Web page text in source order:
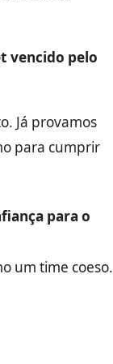
vencido pelo
Já provamos
para cumprir
para o
um time coeso.